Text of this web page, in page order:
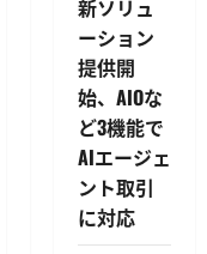
新ソリュ
ーション
提供開
始、AIOな
ど3機能で
AIエージェ
ント取引
に対応